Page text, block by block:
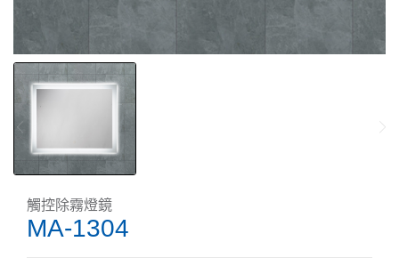
觸控除霧燈鏡
MA-1304